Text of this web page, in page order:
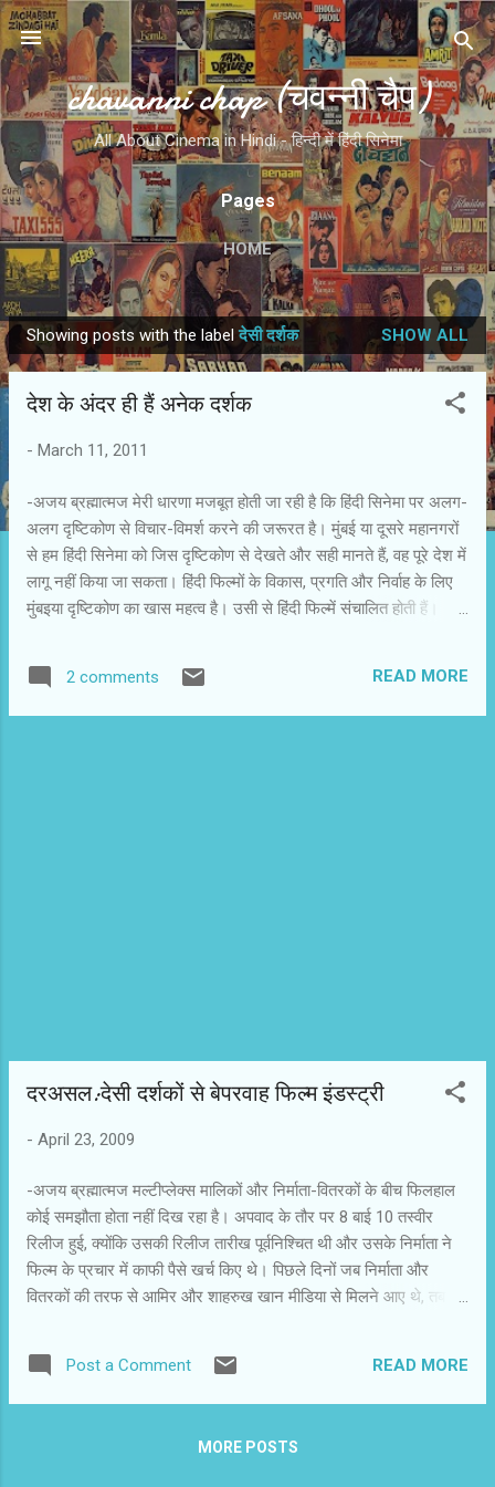
Skip to main content
chavanni chap (चवन्नी चैप)
All About Cinema in Hindi - हिन्दी में हिंदी सिनेमा
Pages
HOME
P
o
Showing posts with the labelदेसी दर्शक SHOW ALL
देश के अंदर ही हैं अनेक दर्शक
- March 11, 2011
-अजय ब्रह्मात्‍मज मेरी धारणा मजबूत होती जा रही है कि हिंदी सिनेमा पर अलग-
अलग दृष्टिकोण से विचार-विमर्श करने की जरूरत है। मुंबई या दूसरे महानगरों
से हम हिंदी सिनेमा को जिस दृष्टिकोण से देखते और सही मानते हैं, वह पूरे देश में
लागू नहीं किया जा सकता। हिंदी फिल्मों के विकास, प्रगति और निर्वाह के लिए
मुंबइया दृष्टिकोण का खास महत्व है। उसी से हिंदी फिल्में संचालित होती हैं।
कर सकेंगे। मैं पिछले बीस दिनों से बिहार में हूं। राजधानी पटना में कुछ दिन
बिताने के बाद नेपाल की सीमा पर स्थित सुपौल जिले के बीरपुर कस्बे में आ गया
2 comments READ MORE
दरअसल:देसी दर्शकों से बेपरवाह फिल्म इंडस्ट्री
- April 23, 2009
-अजय ब्रह्मात्मज मल्टीप्लेक्स मालिकों और निर्माता-वितरकों के बीच फिलहाल
कोई समझौता होता नहीं दिख रहा है। अपवाद के तौर पर 8 बाई 10 तस्वीर
रिलीज हुई, क्योंकि उसकी रिलीज तारीख पूर्वनिश्चित थी और उसके निर्माता ने
फिल्म के प्रचार में काफी पैसे खर्च किए थे। पिछले दिनों जब निर्माता और
वितरकों की तरफ से आमिर और शाहरुख खान मीडिया से मिलने आए थे, तब
तरफ से बताया कि आ देखें जरा क्यों मल्टीप्लेक्स में नहीं पहुंच सकी! एक आशंका
जरूर व्यक्त की गई कि अगर शाहरुख, आमिर, यश चोपड़ा या यूटीवी की फिल्म
अभी रिलीज पर रहती, तो क्या तब भी इतना ही सख्त रवैया होता? इस आशंका में
फिरते अंदाज में बताया कि लाभांश शेयरिंग का मामला गजनी के समय ही तूल
Post a Comment READ MORE
MORE POSTS